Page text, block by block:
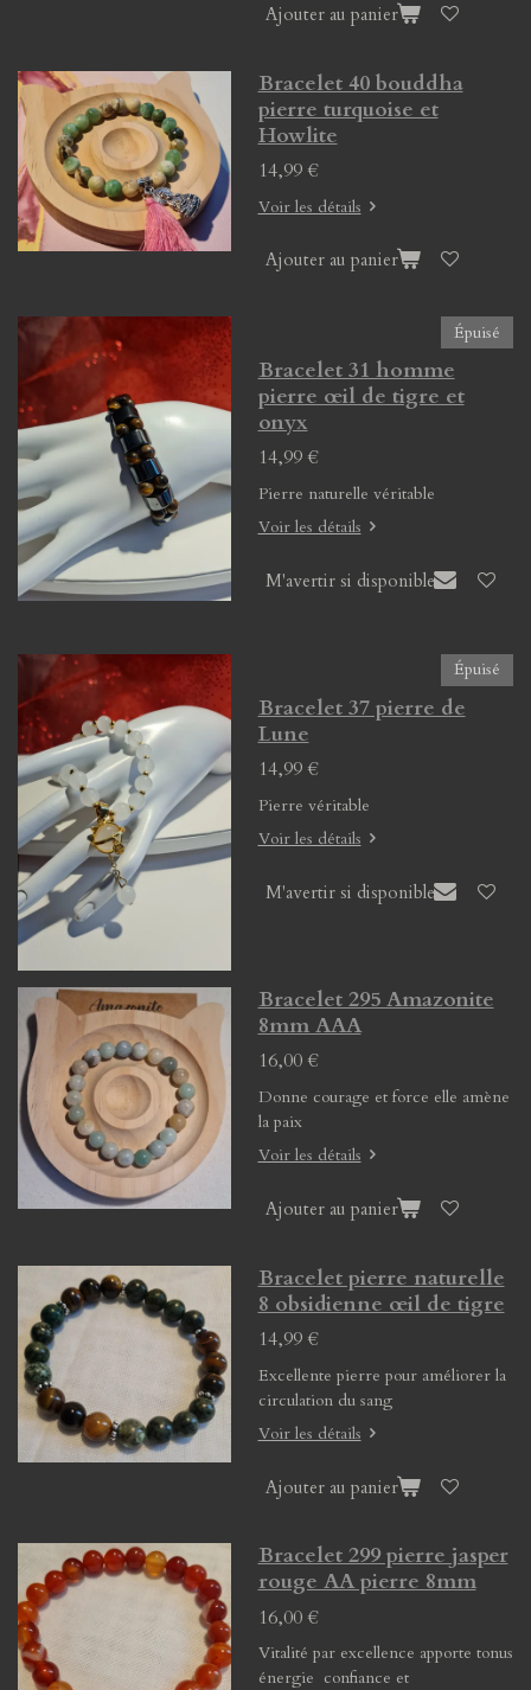
Ajouter au panier
Bracelet 40 bouddha
pierre turquoise et
Howlite
14,99 €
Voir les détails
Ajouter au panier
Épuisé
Bracelet 31 homme
pierre œil de tigre et
onyx
14,99 €
Pierre naturelle véritable
Voir les détails
M'avertir si disponible
Épuisé
Bracelet 37 pierre de
Lune
14,99 €
Pierre véritable
Voir les détails
M'avertir si disponible
Bracelet 295 Amazonite
8mm AAA
16,00 €
Donne courage et force elle amène
la paix
Voir les détails
Ajouter au panier
Bracelet pierre naturelle
8 obsidienne œil de tigre
14,99 €
Excellente pierre pour améliorer la
circulation du sang
Voir les détails
Ajouter au panier
Bracelet 299 pierre jasper
rouge AA pierre 8mm
16,00 €
Vitalité par excellence apporte tonus
énergie confiance et